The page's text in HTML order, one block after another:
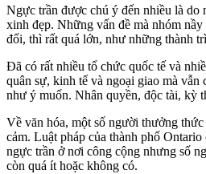
Ngực trần được chú ý đến nhiều là do
xinh đẹp. Những vấn đề mà nhóm nầy
đối, thì rất quá lớn, như những thành
Đã có rất nhiều tổ chức quốc tế và
quân sự, kinh tế và ngoại giao mà vẫn
như ý muốn. Nhân quyền, độc tài, kỳ
Về văn hóa, một số người thưởng
cảm. Luật pháp của thành phố Ontario
ngực trần ở nơi công cộng nhưng số
còn quá ít hoặc không có.